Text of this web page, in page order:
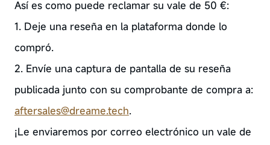
Así es como puede reclamar su vale de 50 €:
1. Deje una reseña en la plataforma donde lo
compró.
2. Envíe una captura de pantalla de su reseña
publicada junto con su comprobante de compra a:
aftersales@dreame.tech.
¡Le enviaremos por correo electrónico un vale de